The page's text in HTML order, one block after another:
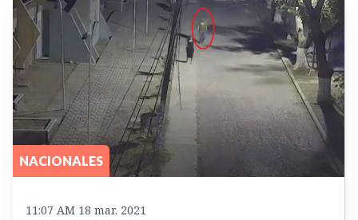
NACIONALES
11:07 AM 18 mar. 2021